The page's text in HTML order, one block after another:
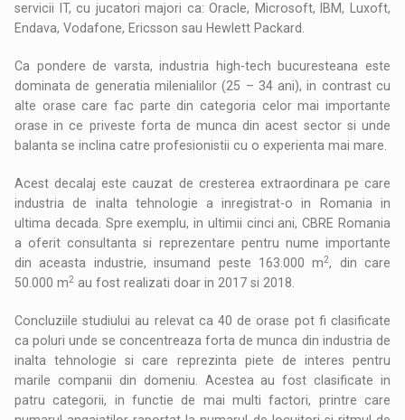
servicii IT, cu jucatori majori ca: Oracle, Microsoft, IBM, Luxoft,
Endava, Vodafone, Ericsson sau Hewlett Packard.
Ca pondere de varsta, industria high-tech bucuresteana este
dominata de generatia milenialilor (25 – 34 ani), in contrast cu
alte orase care fac parte din categoria celor mai importante
orase in ce priveste forta de munca din acest sector si unde
balanta se inclina catre profesionistii cu o experienta mai mare.
Acest decalaj este cauzat de cresterea extraordinara pe care
industria de inalta tehnologie a inregistrat-o in Romania in
ultima decada. Spre exemplu, in ultimii cinci ani, CBRE Romania
a oferit consultanta si reprezentare pentru nume importante
din aceasta industrie, insumand peste 163.000 m2, din care
50.000 m2 au fost realizati doar in 2017 si 2018.
Concluziile studiului au relevat ca 40 de orase pot fi clasificate
ca poluri unde se concentreaza forta de munca din industria de
inalta tehnologie si care reprezinta piete de interes pentru
marile companii din domeniu. Acestea au fost clasificate in
patru categorii, in functie de mai multi factori, printre care